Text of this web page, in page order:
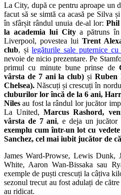
La City, după ce pentru aproape un
facut să se simtă ca acasă pe Silva
în sfârșit rândul unuia de-al lor: Phil
la academia lui Citya pătruns în
Liverpool, povestea lui Trent
club, șilegăturile sale puternice cu
nevoie de nicio prezentare. Pe
primul cu minute bune prinse de
vârsta de 7 ani la club) și Ruben
Chelsea).Născuți și crescuți în
cluburilor lor încă de la 6 ani,
Niles au fost la rândul lor jucător
La United,Marcus Rashord,
vârsta de 7 ani, e deja un jucător
exemplu cum într-un lot cu
Sanchez, cel mai iubit jucător de
James Ward-Prowse, Lewis Dunk,
White, Aaron Wan-Bissaka sau
exemple de puști crescuți la câțiva
sezonul trecut au fost adulați de
au ridicat.